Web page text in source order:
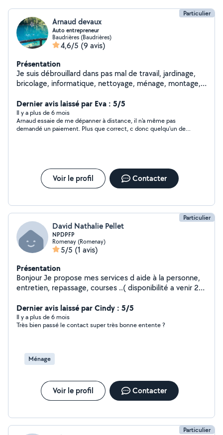
Particulier
Arnaud devaux
Auto entrepreneur
Baudrières (Baudrières)
4,6/5 (9 avis)
Présentation
Je suis débrouillard dans pas mal de travail, jardinage,
bricolage, informatique, nettoyage, ménage, montage,
Dernier avis laissé par Eva : 5/5
Il y a plus de 6 mois
Arnaud essaie de me dépanner à distance, il n'a même pas
demandé un paiement. Plus que correct, c donc quelqu'un de
Voir le profil Contacter
Particulier
David Nathalie Pellet
NPDPFP
Romenay (Romenay)
5/5 (1 avis)
Présentation
Bonjour Je propose mes services d aide à la personne,
entretien, repassage, courses ..( disponibilité a venir 2
entretien des gîtes Je dispose de plusieurs années d
expérience dans ce domaine avec des références N
hésitez pas à me contacter
Dernier avis laissé par Cindy : 5/5
Il y a plus de 6 mois
Très bien passé le contact super très bonne entente ?
Ménage
Voir le profil Contacter
Particulier